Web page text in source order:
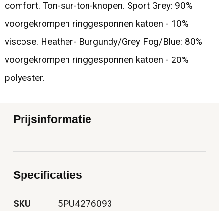
comfort. Ton-sur-ton-knopen. Sport Grey: 90%
voorgekrompen ringgesponnen katoen - 10%
viscose. Heather- Burgundy/Grey Fog/Blue: 80%
voorgekrompen ringgesponnen katoen - 20%
polyester.
Prijsinformatie
Specificaties
SKU 5PU4276093